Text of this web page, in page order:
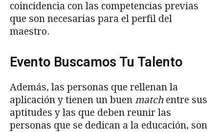
coincidencia con las competencias previas
que son necesarias para el perfil del
maestro.
Evento Buscamos Tu Talento
Además, las personas que rellenan la
aplicación y tienen un buen matchentre sus
aptitudes y las que deben reunir las
personas que se dedican a la educación, son